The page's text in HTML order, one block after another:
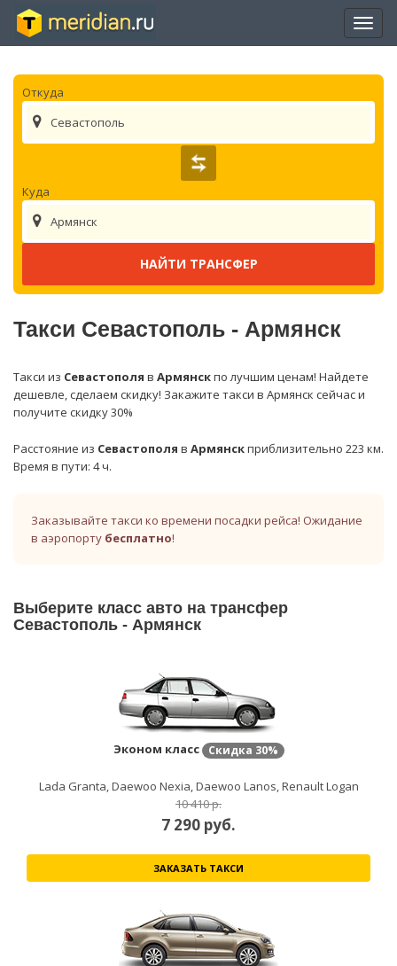
Откуда
Севастополь
Куда
Армянск
Такси Севастополь - Армянск
Такси из Севастополя в Армянскпо лучшим ценам! Найдете
дешевле, сделаем скидку! Закажите такси в Армянск сейчас и
получите скидку 30%
Расстояние из Севастополя в Армянскприблизительно 223 км.
Время в пути: 4 ч.
Заказывайте такси ко времени посадки рейса! Ожидание
в аэропорту бесплатно!
Выберите класс авто на трансфер
Севастополь - Армянск
Эконом класс Скидка 30%
Lada Granta, Daewoo Nexia, Daewoo Lanos, Renault Logan
10 410 р.
7 290 руб.
ЗАКАЗАТЬ ТАКСИ